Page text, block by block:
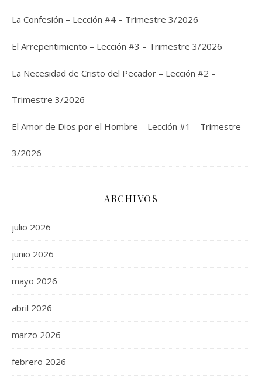
La Confesión – Lección #4 – Trimestre 3/2026
El Arrepentimiento – Lección #3 – Trimestre 3/2026
La Necesidad de Cristo del Pecador – Lección #2 –
Trimestre 3/2026
El Amor de Dios por el Hombre – Lección #1 – Trimestre
3/2026
ARCHIVOS
julio 2026
junio 2026
mayo 2026
abril 2026
marzo 2026
febrero 2026